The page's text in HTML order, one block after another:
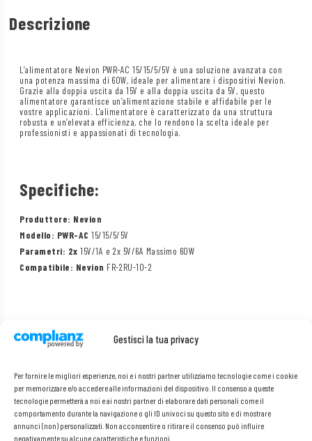
Gestisci la tua privacy
Per fornire le migliori esperienze, noi e i nostri partner utilizziamo tecnologie come i cookie
per memorizzare e/o accedere alle informazioni del dispositivo. Il consenso a queste
tecnologie permetterà a noi e ai nostri partner di elaborare dati personali come il
comportamento durante la navigazione o gli ID univoci su questo sito e di mostrare
annunci (non) personalizzati. Non acconsentire o ritirare il consenso può influire
negativamente su alcune caratteristiche e funzioni.
Descrizione
L’alimentatore Nevion PWR-AC 15/15/5/5V è una soluzione avanzata con
una potenza massima di 60W, ideale per alimentare i dispositivi Nevion.
Grazie alla doppia uscita da 15V e alla doppia uscita da 5V, questo
alimentatore garantisce un’alimentazione stabile e affidabile per le
vostre applicazioni. L’alimentatore è caratterizzato da una struttura
robusta e un’elevata efficienza, che lo rendono la scelta ideale per
professionisti e appassionati di tecnologia.
Specifiche:
Produttore: Nevion
Modello: PWR-AC15/15/5/5V
Parametri: 2x15V/1A e 2x 5V/6A Massimo 60W
Compatibile: Nevion FR-2RU-10-2